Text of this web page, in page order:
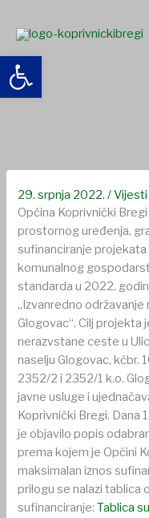
content
Obavijest o projektu
29. srpnja 2022./Vijesti
Općina Koprivnički
prostornog uređenja,
sufinanciranje projekata
komunalnog
standarda u 2022.
„Izvanredno
Glogovac“. Cilj projekta
nerazvstane ceste u
naselju Glogovac, kčbr.
2352/2 i 2352/1 k.o.
javne usluge i
Koprivnički Bregi. Dana
je objavilo popis
prema kojem je Općini
maksimalan iznos
prilogu se nalazi tablica
sufinanciranje:Tablica
Open toolbar